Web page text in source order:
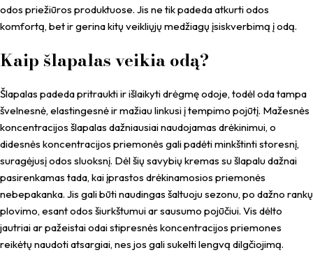
odos priežiūros produktuose. Jis ne tik padeda atkurti odos
komfortą, bet ir gerina kitų veikliųjų medžiagų įsiskverbimą į odą.
Kaip šlapalas veikia odą?
Šlapalas padeda pritraukti ir išlaikyti drėgmę odoje, todėl oda tampa
švelnesnė, elastingesnė ir mažiau linkusi į tempimo pojūtį. Mažesnės
koncentracijos šlapalas dažniausiai naudojamas drėkinimui, o
didesnės koncentracijos priemonės gali padėti minkštinti storesnį,
suragėjusį odos sluoksnį. Dėl šių savybių kremas su šlapalu dažnai
pasirenkamas tada, kai įprastos drėkinamosios priemonės
nebepakanka. Jis gali būti naudingas šaltuoju sezonu, po dažno rankų
plovimo, esant odos šiurkštumui ar sausumo pojūčiui. Vis dėlto
jautriai ar pažeistai odai stipresnės koncentracijos priemones
reikėtų naudoti atsargiai, nes jos gali sukelti lengvą dilgčiojimą.